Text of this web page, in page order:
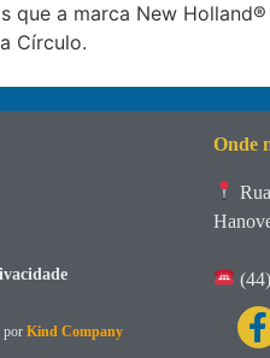
que a marca New
Círculo.
por Kind Company
Onde